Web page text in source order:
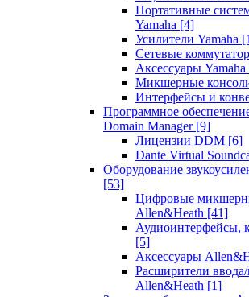
Портативные
Yamaha [4]
Усилители Yamaha
Сетевые
Аксессуары Yamaha
Микшерные
Интерфейсы и
Программное
Domain Manager [9]
Лицензии DDM [6]
Dante Virtual
Оборудование
[53]
Цифровые
Allen&Heath [41]
Аудиоинтерфейсы,
[5]
Аксессуары
Расширители
Allen&Heath [1]